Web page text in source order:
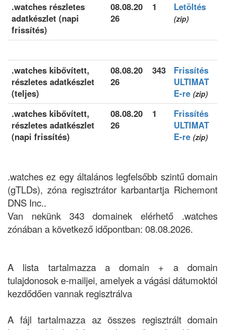
.watches részletes
adatkészlet (napi
frissítés)
08.08.20
26
1 Letöltés
(zip)
.watches kibővített,
részletes adatkészlet
(teljes)
08.08.20
26
343
Frissítés
ULTIMAT
E-re (zip)
.watches kibővített,
részletes adatkészlet
(napi frissítés)
08.08.20
26
1
Frissítés
ULTIMAT
E-re (zip)
.watches ez egy általános legfelsőbb szintű domain
(gTLDs), zóna regisztrátor karbantartja Richemont
DNS Inc..
Van nekünk 343 domainek elérhető .watches
zónában a következő időpontban: 08.08.2026.
A lista tartalmazza a domain + a domain
tulajdonosok e-mailjei, amelyek a vágási dátumoktól
kezdődően vannak regisztrálva
A fájl tartalmazza az összes regisztrált domain